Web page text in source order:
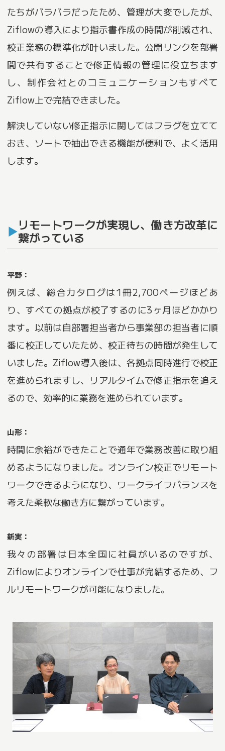
たちがバラバラだったため、管理が大変でしたが、
Ziflowの導入により指示書作成の時間が削減され、
校正業務の標準化が叶いました。公開リンクを部署
間で共有することで修正情報の管理に役立ちます
し、制作会社とのコミュニケーションもすべて
Ziflow上で完結できました。
解決していない修正指示に関してはフラグを立てて
おき、ソートで抽出できる機能が便利で、よく活用
します。
リモートワークが実現し、働き方改革に
繋がっている
平野：
例えば、総合カタログは1冊2,700ページほどあ
り、すべての拠点が校了するのに3ヶ月ほどかかり
ます。以前は自部署担当者から事業部の担当者に順
番に校正していたため、校正待ちの時間が発生して
いました。Ziflow導入後は、各拠点同時進行で校正
を進められますし、リアルタイムで修正指示を追え
るので、効率的に業務を進められています。
山形：
時間に余裕ができたことで通年で業務改善に取り組
めるようになりました。オンライン校正でリモート
ワークできるようになり、ワークライフバランスを
考えた柔軟な働き方に繋がっています。
新実：
我々の部署は日本全国に社員がいるのですが、
Ziflowによりオンラインで仕事が完結するため、フ
ルリモートワークが可能になりました。